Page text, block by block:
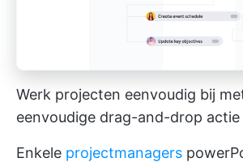
Werk projecten eenvoudig bij
eenvoudige drag-and-drop actie
Enkele projectmanagers